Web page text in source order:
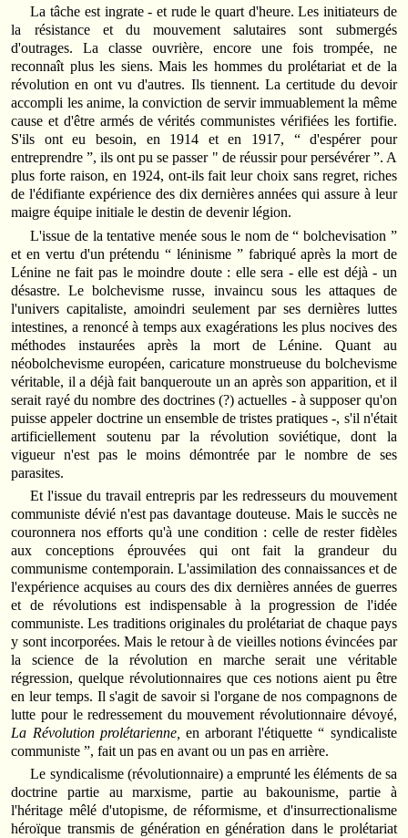
La tâche est ingrate - et rude le quart d'heure. Les initiateurs de
la résistance et du mouvement salutaires sont submergés
d'outrages. La classe ouvrière, encore une fois trompée, ne
reconnaît plus les siens. Mais les hommes du prolétariat et de la
révolution en ont vu d'autres. Ils tiennent. La certitude du devoir
accompli les anime, la conviction de servir immuablement la même
cause et d'être armés de vérités communistes vérifiées les fortifie.
S'ils ont eu besoin, en 1914 et en 1917, “ d'espérer pour
entreprendre ”, ils ont pu se passer " de réussir pour persévérer ”. A
plus forte raison, en 1924, ont-ils fait leur choix sans regret, riches
de l'édifiante expérience des dix dernières années qui assure à leur
maigre équipe initiale le destin de devenir légion.
L'issue de la tentative menée sous le nom de “ bolchevisation ”
et en vertu d'un prétendu “ léninisme ” fabriqué après la mort de
Lénine ne fait pas le moindre doute : elle sera - elle est déjà - un
désastre. Le bolchevisme russe, invaincu sous les attaques de
l'univers capitaliste, amoindri seulement par ses dernières luttes
intestines, a renoncé à temps aux exagérations les plus nocives des
méthodes instaurées après la mort de Lénine. Quant au
néobolchevisme européen, caricature monstrueuse du bolchevisme
véritable, il a déjà fait banqueroute un an après son apparition, et il
serait rayé du nombre des doctrines (?) actuelles - à supposer qu'on
puisse appeler doctrine un ensemble de tristes pratiques -, s'il n'était
artificiellement soutenu par la révolution soviétique, dont la
vigueur n'est pas le moins démontrée par le nombre de ses
parasites.
Et l'issue du travail entrepris par les redresseurs du mouvement
communiste dévié n'est pas davantage douteuse. Mais le succès ne
couronnera nos efforts qu'à une condition : celle de rester fidèles
aux conceptions éprouvées qui ont fait la grandeur du
communisme contemporain. L'assimilation des connaissances et de
l'expérience acquises au cours des dix dernières années de guerres
et de révolutions est indispensable à la progression de l'idée
communiste. Les traditions originales du prolétariat de chaque pays
y sont incorporées. Mais le retour à de vieilles notions évincées par
la science de la révolution en marche serait une véritable
régression, quelque révolutionnaires que ces notions aient pu être
en leur temps. Il s'agit de savoir si l'organe de nos compagnons de
lutte pour le redressement du mouvement révolutionnaire dévoyé,
La Révolution prolétarienne, en arborant l'étiquette “ syndicaliste
communiste ”, fait un pas en avant ou un pas en arrière.
Le syndicalisme (révolutionnaire) a emprunté les éléments de sa
doctrine partie au marxisme, partie au bakounisme, partie à
l'héritage mêlé d'utopisme, de réformisme, et d'insurrectionalisme
héroïque transmis de génération en génération dans le prolétariat